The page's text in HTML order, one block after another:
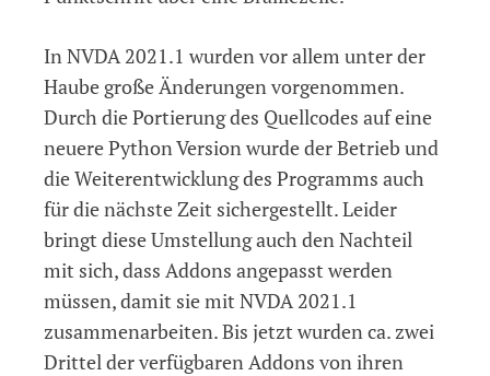
In NVDA 2021.1 wurden vor allem unter der
Haube große Änderungen vorgenommen.
Durch die Portierung des Quellcodes auf eine
neuere Python Version wurde der Betrieb und
die Weiterentwicklung des Programms auch
für die nächste Zeit sichergestellt. Leider
bringt diese Umstellung auch den Nachteil
mit sich, dass Addons angepasst werden
müssen, damit sie mit NVDA 2021.1
zusammenarbeiten. Bis jetzt wurden ca. zwei
Drittel der verfügbaren Addons von ihren